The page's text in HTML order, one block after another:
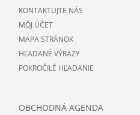
KONTAKTUJTE NÁS
MÔJ ÚČET
MAPA STRÁNOK
HĽADANÉ VÝRAZY
POKROČILÉ HĽADANIE
OBCHODNÁ AGENDA